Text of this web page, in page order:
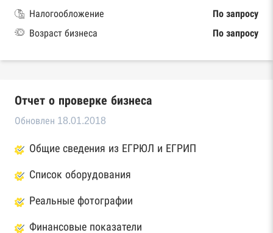
Налогообложение
По запросу
Возраст бизнеса
По запросу
Отчет о проверке бизнеса
Обновлен 18.01.2018
Общие сведения из ЕГРЮЛ и ЕГРИП
Список оборудования
Реальные фотографии
Финансовые показатели